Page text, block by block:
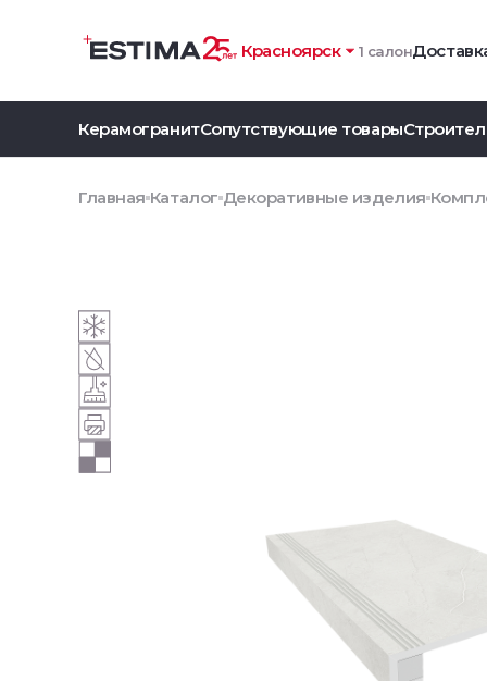
Красноярск 1 салон
КерамогранитСопутствующие товары
Главная Каталог Декоративные изделия